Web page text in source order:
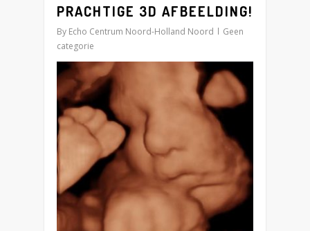
PRACHTIGE 3D AFBEELDING!
By Echo Centrum Noord-Holland Noord
Geen
categorie
3